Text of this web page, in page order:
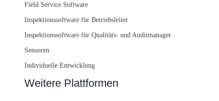
Field Service Software
Inspektionssoftware für Betriebsleiter
Inspektionssoftware für Qualitäts- und Auditmanager
Sensoren
Individuelle Entwicklung
Weitere Plattformen